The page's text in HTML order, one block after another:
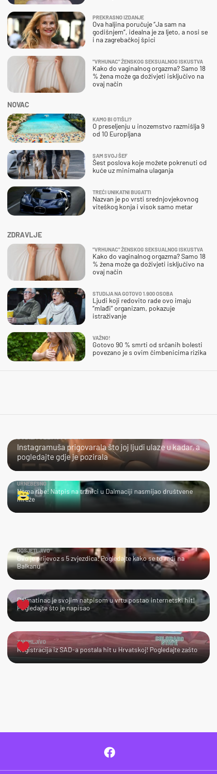
ZDRAVLJE
"VRHUNAC" ŽENSKOG SEKSUALNOG ISKUSTVA
Kako do vaginalnog orgazma? Samo 18
% žena može ga doživjeti isključivo na
ovaj način
STUDIJA NA GOTOVO 1.900 OSOBA
Ljudi koji redovito rade ovo imaju
“mlađi” organizam, pokazuje
istraživanje
VAŽNO!
Gotovo 90 % smrti od srčanih bolesti
povezano je s ovim čimbenicima rizika
NOVAC
KAMO BI OTIŠLI?
O preseljenju u inozemstvo razmišlja 9
od 10 Europljana
SAM SVOJ ŠEF
Šest poslova koje možete pokrenuti od
kuće uz minimalna ulaganja
TREĆI UNIKATNI BUGATTI
Nazvan je po vrsti srednjovjekovnog
viteškog konja i visok samo metar
PREKRASNO IZDANJE
Ova haljina poručuje “Ja sam na
godišnjem”, idealna je za ljeto, a nosi se
i na zagrebačkoj špici
"VRHUNAC" ŽENSKOG SEKSUALNOG ISKUSTVA
Kako do vaginalnog orgazma? Samo 18
% žena može ga doživjeti isključivo na
ovaj način
Instagramuša prigovarala što joj ljudi ulaze u kadar, a
pogledajte gdje je pozirala
URNEBESNO
Nema ribe! Natpis na tržnici u Dalmaciji nasmijao društvene
mreže
DOSJETLJIVO
Ovo je prijevoz s 5 zvjezdica! Pogledajte kako se to radi na
Balkanu
URNEBESNO
Dalmatinac je svojim natpisom u vrtu postao internetski hit!
Pogledajte što je napisao
ZANIMLJIVO
Registracija iz SAD-a postala hit u Hrvatskoj! Pogledajte zašto